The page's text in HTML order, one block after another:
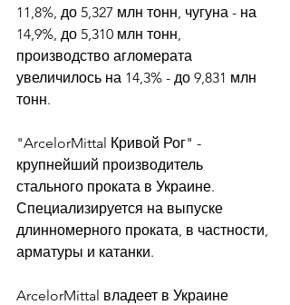
11,8%, до 5,327 млн тонн, чугуна - на
14,9%, до 5,310 млн тонн,
производство агломерата
увеличилось на 14,3% - до 9,831 млн
тонн.
"ArcelorMittal Кривой Рог" -
крупнейший производитель
стального проката в Украине.
Специализируется на выпуске
длинномерного проката, в частности,
арматуры и катанки.
ArcelorMittal владеет в Украине